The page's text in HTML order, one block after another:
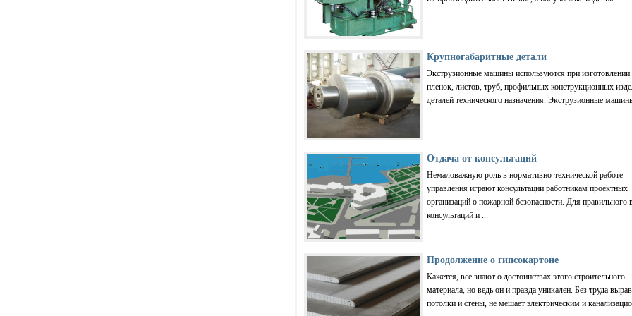
Крупногабаритные детали
Экструзионные машины используются при изготовлении
пленок, листов, труб, профильных конструкционных
деталей технического назначения. Экструзионные машины
Отдача от консультаций
Немаловажную роль в нормативно-технической работе
управления играют консультации работникам проектных
организаций о пожарной безопасности. Для правильного
консультаций и ...
Продолжение о гипсокартоне
Кажется, все знают о достоинствах этого строительного
материала, но ведь он и правда уникален. Без труда
потолки и стены, не мешает электрическим и